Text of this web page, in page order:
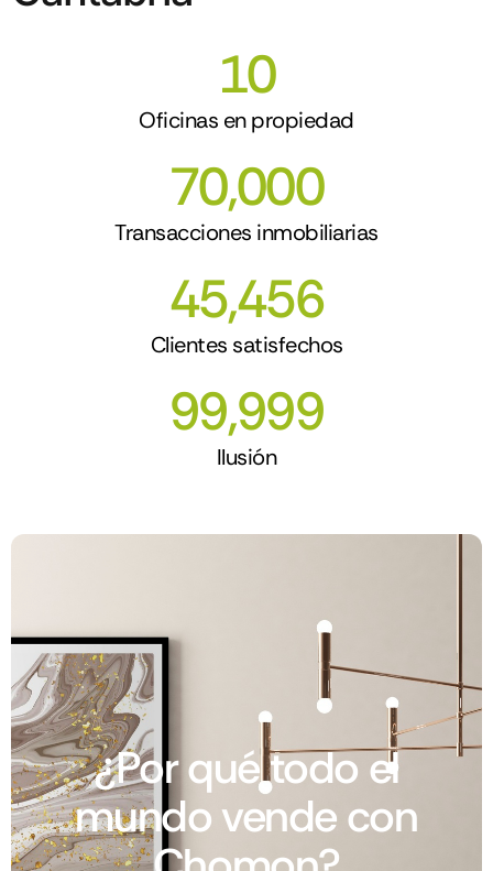
Oficinas en propiedad
10
Transacciones inmobiliarias
70,000
Clientes satisfechos
45,456
Ilusión
99,999
¿Por qué todo el
mundo vende con